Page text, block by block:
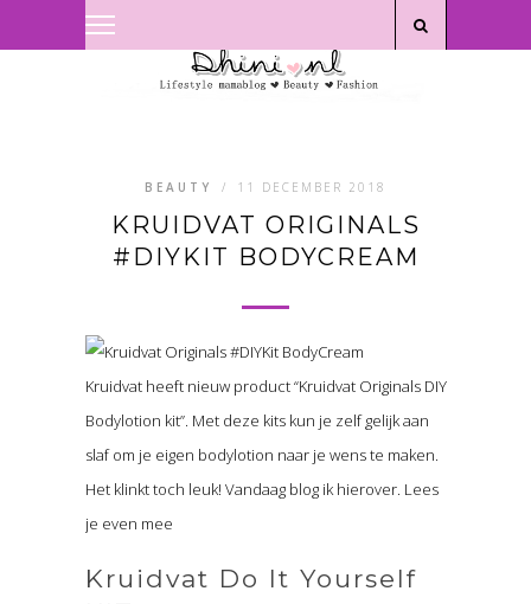
BEAUTY / 11 DECEMBER 2018
KRUIDVAT ORIGINALS
#DIYKIT BODYCREAM
Kruidvat heeft nieuw product “Kruidvat Originals DIY
Bodylotion kit”. Met deze kits kun je zelf gelijk aan
slaf om je eigen bodylotion naar je wens te maken.
Het klinkt toch leuk! Vandaag blog ik hierover. Lees
je even mee
Kruidvat Do It Yourself